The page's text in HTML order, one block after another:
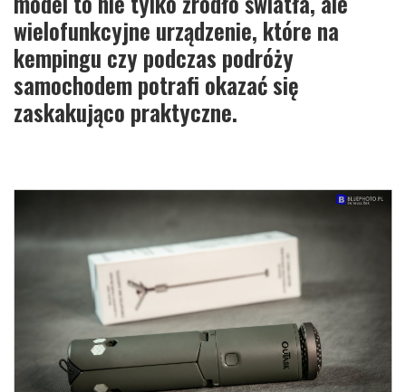
wielofunkcyjne urządzenie, które na
kempingu czy podczas podróży
samochodem potrafi okazać się
zaskakująco praktyczne.